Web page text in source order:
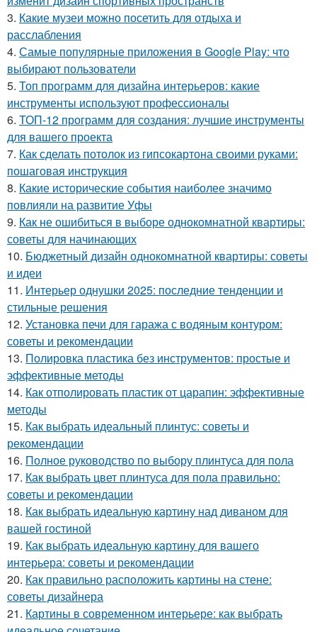
3. Какие музеи можно посетить для отдыха и
расслабления
4. Самые популярные приложения в Google Play: что
выбирают пользователи
5. Топ программ для дизайна интерьеров: какие
инструменты используют профессионалы
6. ТОП-12 программ для создания: лучшие инструменты
для вашего проекта
7. Как сделать потолок из гипсокартона своими руками:
пошаговая инструкция
8. Какие исторические события наиболее значимо
повлияли на развитие Уфы
9. Как не ошибиться в выборе однокомнатной квартиры:
советы для начинающих
10. Бюджетный дизайн однокомнатной квартиры: советы
и идеи
11. Интерьер однушки 2025: последние тенденции и
стильные решения
12. Установка печи для гаража с водяным контуром:
советы и рекомендации
13. Полировка пластика без инструментов: простые и
эффективные методы
14. Как отполировать пластик от царапин: эффективные
методы
15. Как выбрать идеальный плинтус: советы и
рекомендации
16. Полное руководство по выбору плинтуса для пола
17. Как выбрать цвет плинтуса для пола правильно:
советы и рекомендации
18. Как выбрать идеальную картину над диваном для
вашей гостиной
19. Как выбрать идеальную картину для вашего
интерьера: советы и рекомендации
20. Как правильно расположить картины на стене:
советы дизайнера
21. Картины в современном интерьере: как выбрать